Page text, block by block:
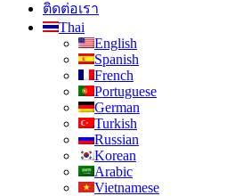
ติดต่อเรา
Thai
English
Spanish
French
Portuguese
German
Turkish
Russian
Korean
Arabic
Vietnamese